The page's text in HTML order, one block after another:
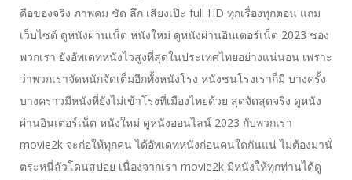
คือของจริง ภาพคม ชัด ลึก เสียงเป๊ะ full HD ทุกเรื่องทุกตอน แถม
เว็บไซต์ ดูหนังผ่านเน็ต หนังใหม่ ดูหนังผ่านอินเตอร์เน็ต 2023 ชอง
พวกเรา ยังอัพเดทหนังไวสูงที่สุดในประเทศไทยอย่างแน่นอน เพราะ
ว่าพวกเราจัดหนักจัดเต็มอีกทั้งหนังโรง หนังชนโรงเราก็มี บางครั้ง
บางคราวมีหนังที่ยังไม่เข้าโรงที่เมืองไทยด้วย สุดจัดสุดจริง ดูหนัง
ผ่านอินเตอร์เน็ต หนังใหม่ ดูหนังออนไลน์ 2023 กับพวกเรา
movie2k จะก่อให้ทุกคน ได้อัพเดทหนังก่อนคนใดกันแน่ ไม่ต้องมานั่
ตระหนี่ลัวโดนสปอย เนื่องจากเรา movie2k มีหนังให้ทุกท่านได้ดู